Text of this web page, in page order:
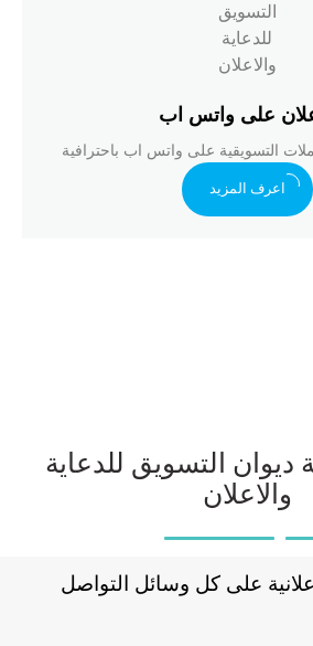
على واتس اب
التسويقية على واتس اب باحترافية
اعرف المزيد
التسويق للدعاية
والاعلان
إعلانية على كل وسائل التواصل